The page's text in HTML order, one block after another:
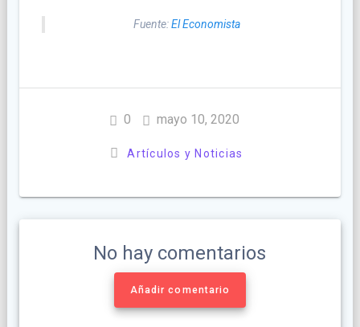
Fuente:El Economista
0 mayo 10, 2020
Artículos y Noticias
No hay comentarios
Añadir comentario